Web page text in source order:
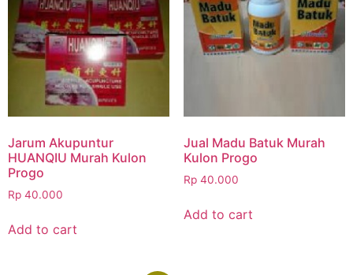
Jarum Akupuntur
HUANQIU Murah Kulon
Progo
Rp 40.000
Add to cart
Jual Madu Batuk Murah
Kulon Progo
Rp40.000
Add to cart